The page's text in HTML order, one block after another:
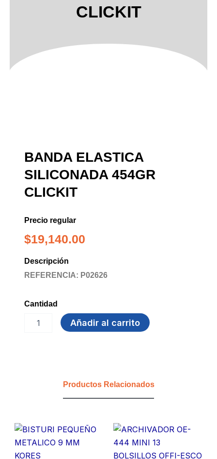
CLICKIT
BANDA ELASTICA
SILICONADA 454GR
CLICKIT
Precio regular
$19,140.00
Descripción
REFERENCIA: P02626
Cantidad
ELASTICA
Añadir al carrito
Productos Relacionados